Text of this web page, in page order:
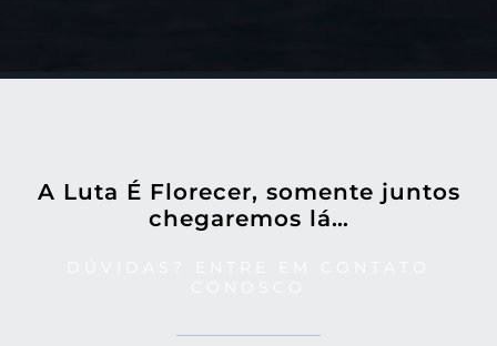
A Luta É Florecer, somente juntos
chegaremos lá…